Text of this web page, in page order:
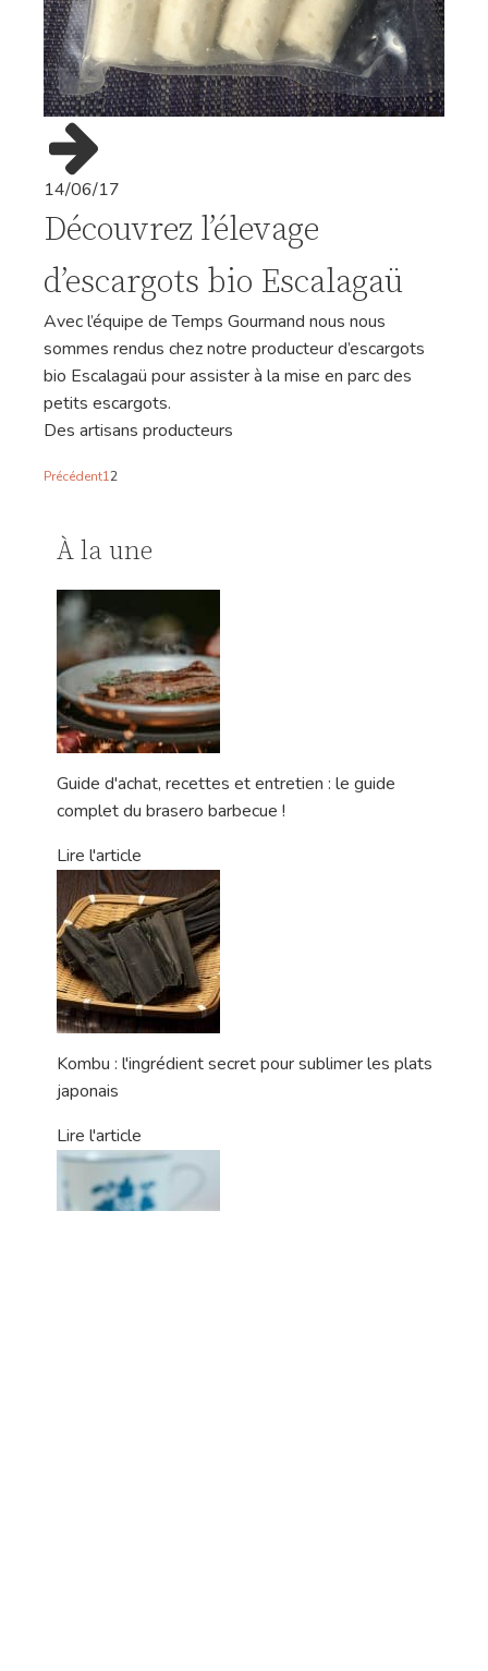
14/06/17
Découvrez l’élevage
d’escargots bio Escalagaü
Avec l’équipe de Temps Gourmand nous nous
sommes rendus chez notre producteur d’escargots
bio Escalagaü pour assister à la mise en parc des
petits escargots.
Des artisans producteurs
Précédent12
À la une
Guide d'achat, recettes et entretien : le guide
complet du brasero barbecue !
Lire l'article
Kombu : l'ingrédient secret pour sublimer les plats
japonais
Lire l'article